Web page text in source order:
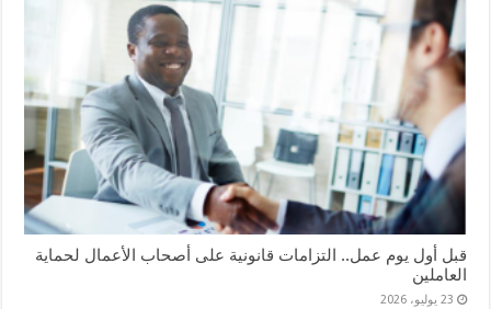
قبل أول يوم عمل.. التزامات قانونية على أصحاب الأعمال لحماية
العاملين
23 يوليو، 2026